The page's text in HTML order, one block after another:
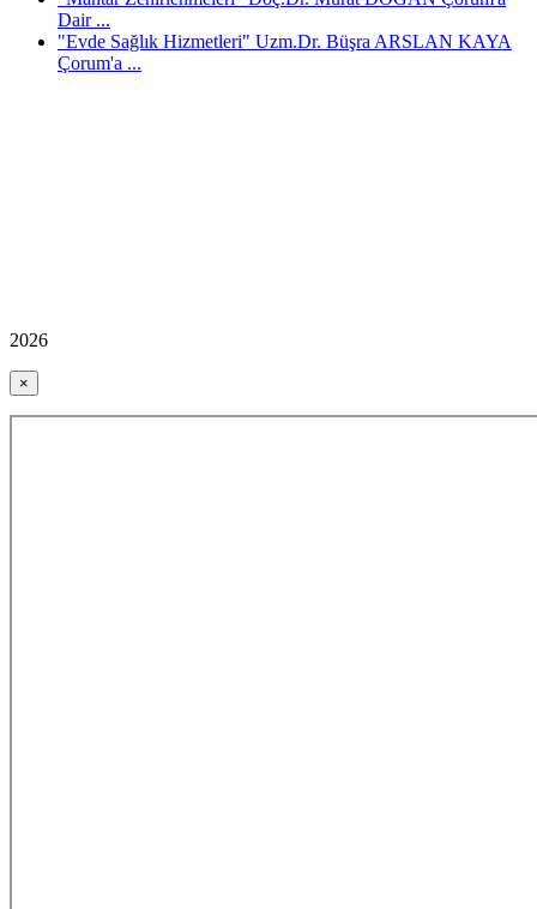
Dair ...
"Evde Sağlık Hizmetleri" Uzm.Dr. Büşra ARSLAN KAYA
Çorum'a ...
2026
×